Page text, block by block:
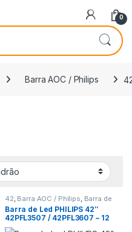
0
Barra AOC / Philips
42 Barra AOC / Philips Barra de
LED - Tv's
Barra de Led PHILIPS 42″
42PFL3507 / 42PFL3607 – 12
Barras 6 Led’s